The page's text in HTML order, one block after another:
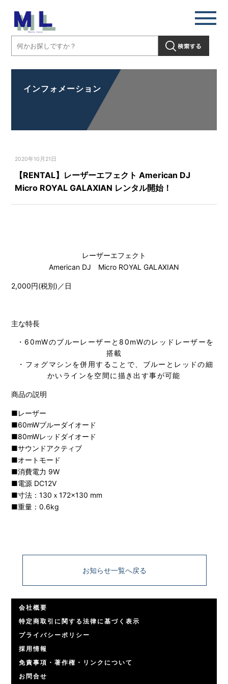
インフォメーション
2020年10月21日
【RENTAL】レーザーエフェクト American DJ
Micro ROYAL GALAXIAN レンタル開始！
レーザーエフェクト
American DJ Micro ROYAL GALAXIAN
2,000円(税別)／日
主な特長
・60mWのブルーレーザーと80mWのレッドレーザーを
搭載
・フォグマシンを併用することで、ブルーとレッドの細
かいラインを空間に描き出す事が可能
商品の説明
■レーザー
■60mWブルーダイオード
■80mWレッドダイオード
■サウンドアクティブ
■オートモード
■消費電力 9W
■電源 DC12V
■寸法：130ｘ172×130 mm
■重量：0.6kg
お知らせ一覧へ戻る
会社概要
特定商取引に関する法律に基づく表示
プライバシーポリシー
採用情報
免責事項・著作権・リンクについて
お問合せ